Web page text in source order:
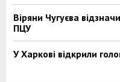
Віряни Чугуєва
ПЦУ
У Харкові відкрили